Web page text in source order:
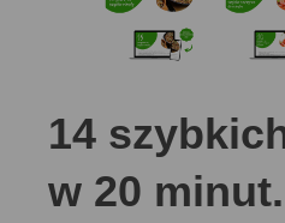
14
w 20